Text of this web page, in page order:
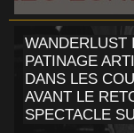
PATINAGE
DANS LES
AVANT LE
SPECTACLE